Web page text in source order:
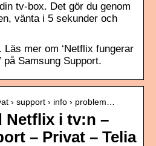
tv-box. Det gör du genom
vänta i 5 sekunder och
Läs mer om ‘Netflix fungerar
på Samsung Support.
› support › info › problem…
Netflix i tv:n –
– Privat – Telia